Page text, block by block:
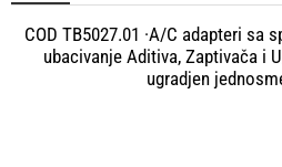
COD TB5027.01 ·A/C adapteri sa
ubacivanje Aditiva, Zaptivača i
ugradjen